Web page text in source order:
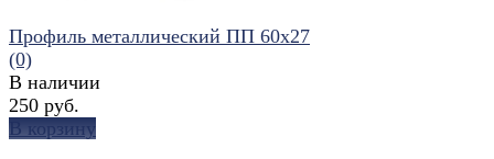
Профиль металлический ПП 60x27
(0)
В наличии
250 руб.
В корзину